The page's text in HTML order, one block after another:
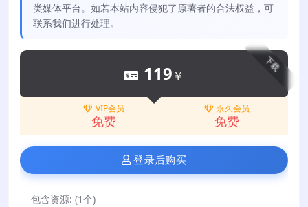
类媒体平台。如若本站内容侵犯了原著者的合法权益，可
联系我们进行处理。
下载
119 ￥
VIP会员
免费
永久会员
免费
登录后购买
包含资源: (1个)